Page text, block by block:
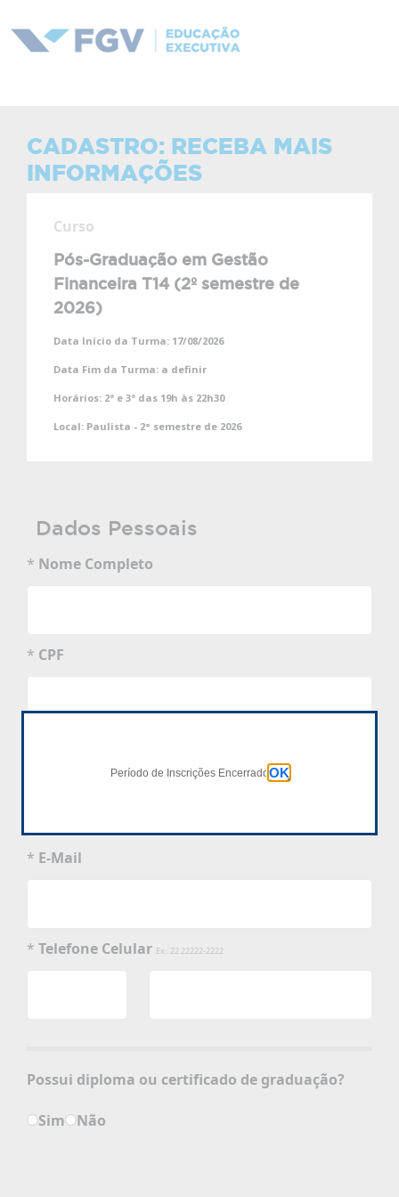
CADASTRO: RECEBA MAIS
INFORMAÇÕES
Curso
Pós-Graduação em Gestão
Financeira T14 (2º semestre de
2026)
Data Início da Turma: 17/08/2026
Data Fim da Turma: a definir
Horários: 2ª e 3ª das 19h às 22h30
Local: Paulista - 2° semestre de 2026
Dados Pessoais
* Nome Completo
* CPF
Data de Nascimento dd/mm/aaaa
* E-Mail
* Telefone Celular Ex.: 22 22222-2222
Possui diploma ou certificado de graduação?
Sim Não
Período de Inscrições Encerrado OK